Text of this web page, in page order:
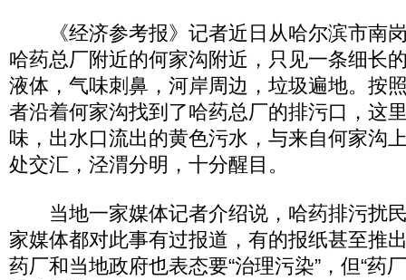
《经济参考报》记者近日从哈尔滨市南
哈药总厂附近的何家沟附近，只见一条细长
液体，气味刺鼻，河岸周边，垃圾遍地。按
者沿着何家沟找到了哈药总厂的排污口，这
味，出水口流出的黄色污水，与来自何家沟
处交汇，泾渭分明，十分醒目。
当地一家媒体记者介绍说，哈药排污扰
家媒体都对此事有过报道，有的报纸甚至推
药厂和当地政府也表态要“治理污染”，但“药